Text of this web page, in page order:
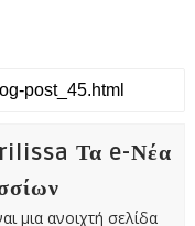
Τα e-Νέα
μια ανοιχτή σελίδα